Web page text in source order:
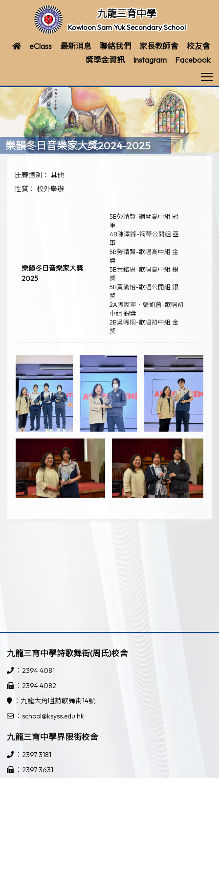
九龍三育中學
Kowloon Sam Yuk Secondary School
eClass 最新消息 聯絡我們 家長教師會
校友會
獎學金資訊
Instagram Facebook
樂韻冬日音樂家大獎2024-2025
比賽類別： 其他
性質： 校外舉辦
樂韻冬日音樂家大獎
2025
5B勞靖賢-鋼琴高中組 冠
軍
4B陳澤鋒-鋼琴公開組 亞
軍
5B勞靖賢-歌唱高中組 金
獎
5B黃銘恩-歌唱高中組 銀
獎
5B黃滿怡-歌唱公開組 銀
獎
2A張家寧、張凱茵-歌唱初
中組 銀獎
2B吳晞桐-歌唱初中組 金
獎
九龍三育中學詩歌舞街(周氏)校舍
：2394 4081
：2394 4082
：九龍大角咀詩歌舞街14號
：school@ksyss.edu.hk
九龍三育中學界限街校舍
：2397 3181
：2397 3631